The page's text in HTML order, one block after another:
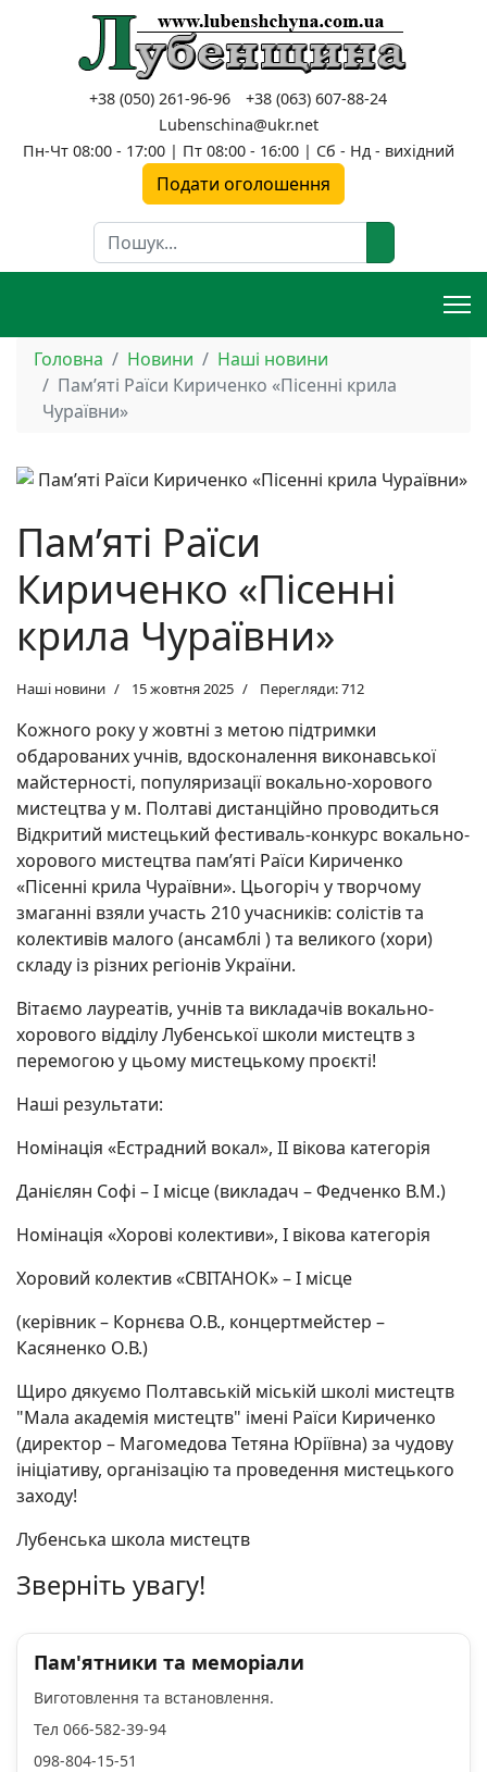
+38 (050) 261-96-96
+38 (063) 607-88-24
Lubenschina@ukr.net
Пн-Чт 08:00 - 17:00 | Пт 08:00 - 16:00 | Сб - Нд - вихідний
Подати оголошення
Пошук
Головна Новини
Наші новини
Пам’яті Раїси Кириченко «Пісенні крила
Чураївни»
Пам’яті Раїси
Кириченко «Пісенні
крила Чураївни»
Наші новини 15 жовтня 2025 Перегляди: 712
Кожного року у жовтні з метою підтримки
обдарованих учнів, вдосконалення виконавської
майстерності, популяризації вокально-хорового
мистецтва у м. Полтаві дистанційно проводиться
Відкритий мистецький фестиваль-конкурс вокально-
хорового мистецтва пам’яті Раїси Кириченко
«Пісенні крила Чураївни». Цьогоріч у творчому
змаганні взяли участь 210 учасників: солістів та
колективів малого (ансамблі ) та великого (хори)
складу із різних регіонів України.
Вітаємо лауреатів, учнів та викладачів вокально-
хорового відділу Лубенської школи мистецтв з
перемогою у цьому мистецькому проєкті!
Наші результати:
Номінація «Естрадний вокал», ІІ вікова категорія
Данієлян Софі – І місце (викладач – Федченко В.М.)
Номінація «Хорові колективи», І вікова категорія
Хоровий колектив «СВІТАНОК» – І місце
(керівник – Корнєва О.В., концертмейстер –
Касяненко О.В.)
Щиро дякуємо Полтавській міській школі мистецтв
"Мала академія мистецтв" імені Раїси Кириченко
(директор – Магомедова Тетяна Юріївна) за чудову
ініціативу, організацію та проведення мистецького
заходу!
Лубенська школа мистецтв
Зверніть увагу!
Пам'ятники та меморіали
Виготовлення та встановлення.
Тел 066-582-39-94
098-804-15-51